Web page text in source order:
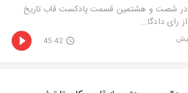
در شصت و هشتمین قسمت پادکست قاب تاریخ
از رای دادگا...
45:42